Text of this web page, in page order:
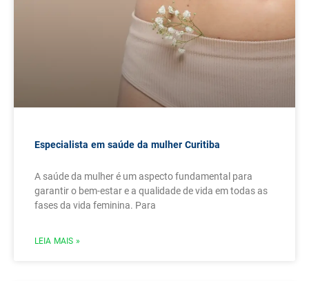
Especialista em saúde da mulher Curitiba
A saúde da mulher é um aspecto fundamental para
garantir o bem-estar e a qualidade de vida em todas as
fases da vida feminina. Para
LEIA MAIS »